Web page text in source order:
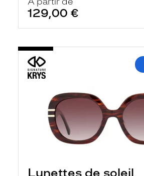
129,00 €
Lunettes de soleil